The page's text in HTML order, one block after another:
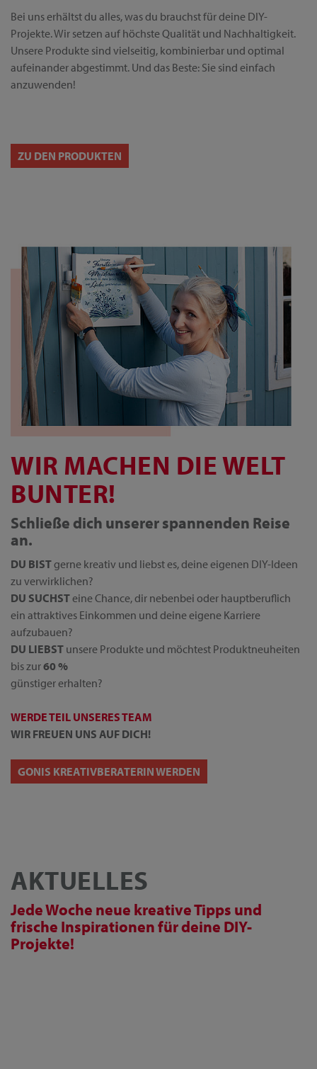
Bei uns erhältst du alles, was du brauchst für deine DIY-
Projekte. Wir setzen auf höchste Qualität und Nachhaltigkeit.
Unsere Produkte sind vielseitig, kombinierbar und optimal
aufeinander abgestimmt. Und das Beste: Sie sind einfach
anzuwenden!
ZU DEN PRODUKTEN
WIR MACHEN DIE WELT
BUNTER!
Schließe dich unserer spannenden Reise
an.
DU BISTgerne kreativ und liebst es, deine eigenen DIY-Ideen
zu verwirklichen?
DU SUCHSTeine Chance, dir nebenbei oder hauptberuflich
ein attraktives Einkommen und deine eigene Karriere
aufzubauen?
DU LIEBST unsere Produkte und möchtest Produktneuheiten
bis zur60 %
günstiger erhalten?
WERDE TEIL UNSERES TEAM
WIR FREUEN UNS AUF DICH!
GONIS KREATIVBERATERIN WERDEN
AKTUELLES
Jede Woche neue kreative Tipps und
frische Inspirationen für deine DIY-
Projekte!